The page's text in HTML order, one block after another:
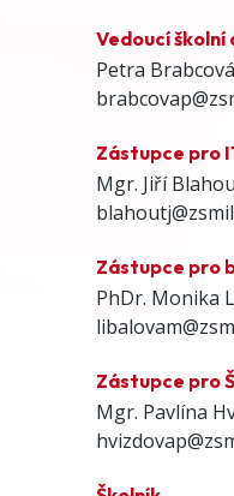
Vedoucí školní
Petra Brabcová
Zástupce pro
Mgr. Jiří
Zástupce pro
PhDr. Monika
Zástupce pro
Mgr. Pavlína